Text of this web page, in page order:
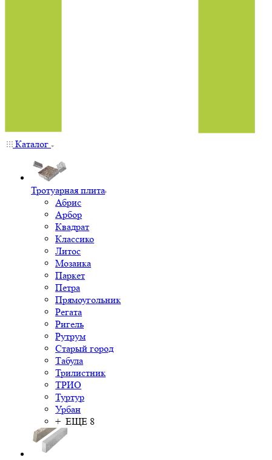
Каталог
Тротуарная плита
Абрис
Арбор
Квадрат
Классико
Литос
Мозаика
Паркет
Петра
Прямоугольник
Регата
Ригель
Рутрум
Старый город
Табула
Трилистник
ТРИО
Туртур
Урбан
+ ЕЩЕ 8